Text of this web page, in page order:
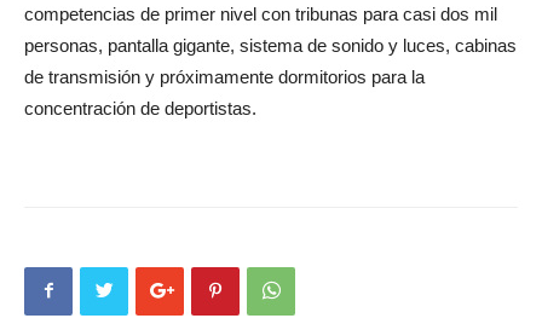
competencias de primer nivel con tribunas para casi dos mil
personas, pantalla gigante, sistema de sonido y luces, cabinas
de transmisión y próximamente dormitorios para la
concentración de deportistas.